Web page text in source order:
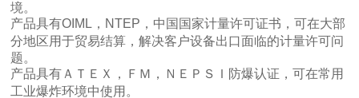
境。
产品具有OIML，NTEP，中国国家计量许可证书，可在大部
分地区用于贸易结算，解决客户设备出口面临的计量许可问
题。
产品具有ＡＴＥＸ，ＦＭ，ＮＥＰＳＩ防爆认证，可在常用
工业爆炸环境中使用。